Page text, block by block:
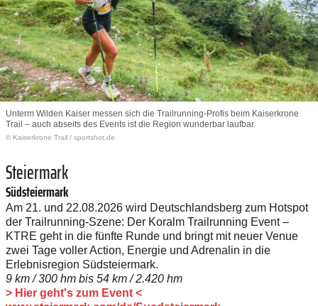
Unterm Wilden Kaiser messen sich die Trailrunning-Profis beim Kaiserkrone
Trail – auch abseits des Events ist die Region wunderbar laufbar.
© Kaiserkrone Trail / sportshot.de
Steiermark
Südsteiermark
Am 21. und 22.08.2026 wird Deutschlandsberg zum Hotspot
der Trailrunning-Szene: Der Koralm Trailrunning Event –
KTRE geht in die fünfte Runde und bringt mit neuer Venue
zwei Tage voller ­Action, Energie und Adrenalin in die
Erlebnisregion Südsteiermark.
9 km / 300 hm bis 54 km / 2.420 hm
> Hier geht's zum Event <